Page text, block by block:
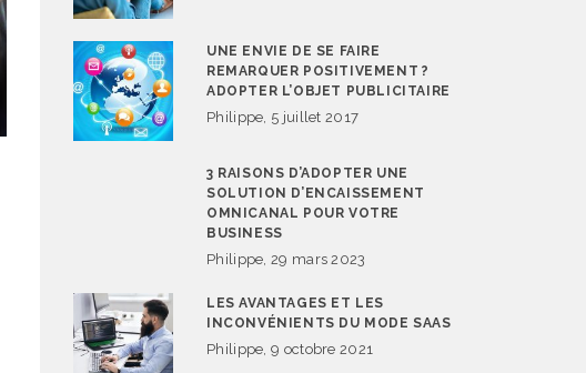
UNE ENVIE DE SE FAIRE
REMARQUER POSITIVEMENT ?
ADOPTER L’OBJET PUBLICITAIRE
Philippe, 5 juillet 2017
3 RAISONS D’ADOPTER UNE
SOLUTION D’ENCAISSEMENT
OMNICANAL POUR VOTRE
BUSINESS
Philippe, 29 mars 2023
LES AVANTAGES ET LES
INCONVÉNIENTS DU MODE SAAS
Philippe, 9 octobre 2021